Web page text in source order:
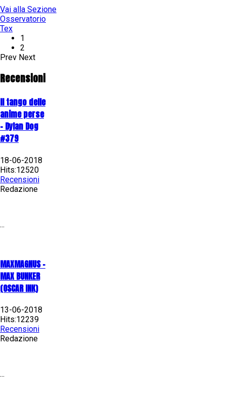
Vai alla Sezione
Osservatorio
Tex
1
2
Prev Next
Recensioni
Il tango delle
anime perse
- Dylan Dog
#379
18-06-2018
Hits:12520
Recensioni
Redazione
...
MAXMAGNUS –
MAX BUNKER
(OSCAR INK)
13-06-2018
Hits:12239
Recensioni
Redazione
...